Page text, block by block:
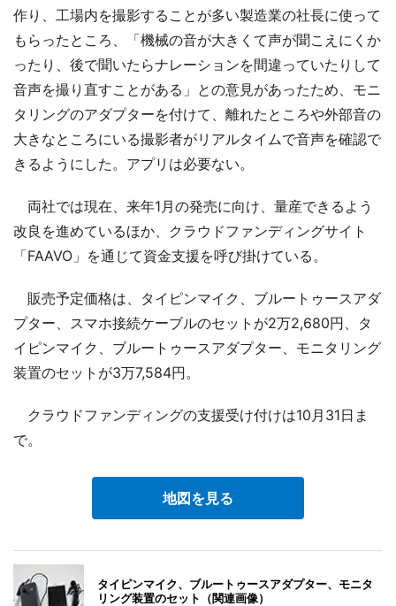
作り、工場内を撮影することが多い製造業の社長に使って
もらったところ、「機械の音が大きくて声が聞こえにくか
ったり、後で聞いたらナレーションを間違っていたりして
音声を撮り直すことがある」との意見があったため、モニ
タリングのアダプターを付けて、離れたところや外部音の
大きなところにいる撮影者がリアルタイムで音声を確認で
きるようにした。アプリは必要ない。
両社では現在、来年1月の発売に向け、量産できるよう
改良を進めているほか、クラウドファンディングサイト
「FAAVO」を通じて資金支援を呼び掛けている。
販売予定価格は、タイピンマイク、ブルートゥースアダ
プター、スマホ接続ケーブルのセットが2万2,680円、タ
イピンマイク、ブルートゥースアダプター、モニタリング
装置のセットが3万7,584円。
クラウドファンディングの支援受け付けは10月31日ま
で。
地図を見る
タイピンマイク、ブルートゥースアダプター、モニタ
リング装置のセット（関連画像）